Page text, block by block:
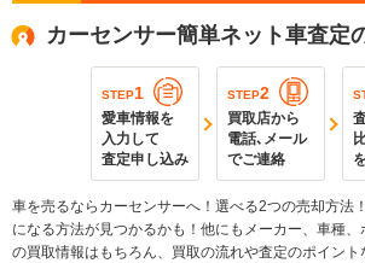
カーセンサー簡単ネット車査定
STEP1
愛車情報を
入力して
査定申し込み
STEP2
買取店から
電話､メール
でご連絡
車を売るならカーセンサーへ！選べる2つの売却方法
になる方法が見つかるかも！他にもメーカー、車種
の買取情報はもちろん、買取の流れや査定のポイン